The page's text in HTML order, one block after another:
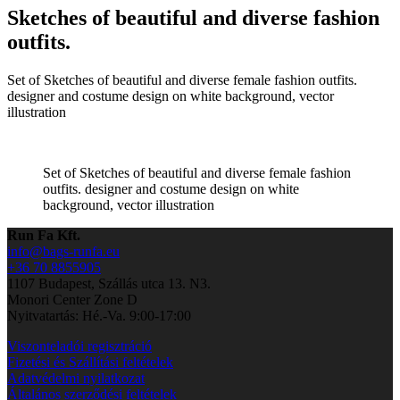
Sketches of beautiful and diverse fashion
outfits.
Set of Sketches of beautiful and diverse female fashion outfits.
designer and costume design on white background, vector
illustration
Set of Sketches of beautiful and diverse female fashion
outfits. designer and costume design on white
background, vector illustration
Run Fa Kft.
info@bags-runfa.eu
+36 70 8855905
1107 Budapest, Szállás utca 13. N3.
Monori Center Zone D
Nyitvatartás: Hé.-Va. 9:00-17:00
Viszonteladói regisztráció
Fizetési és Szállítási feltételek
Adatvédelmi nyilatkozat
Általános szerződési feltételek